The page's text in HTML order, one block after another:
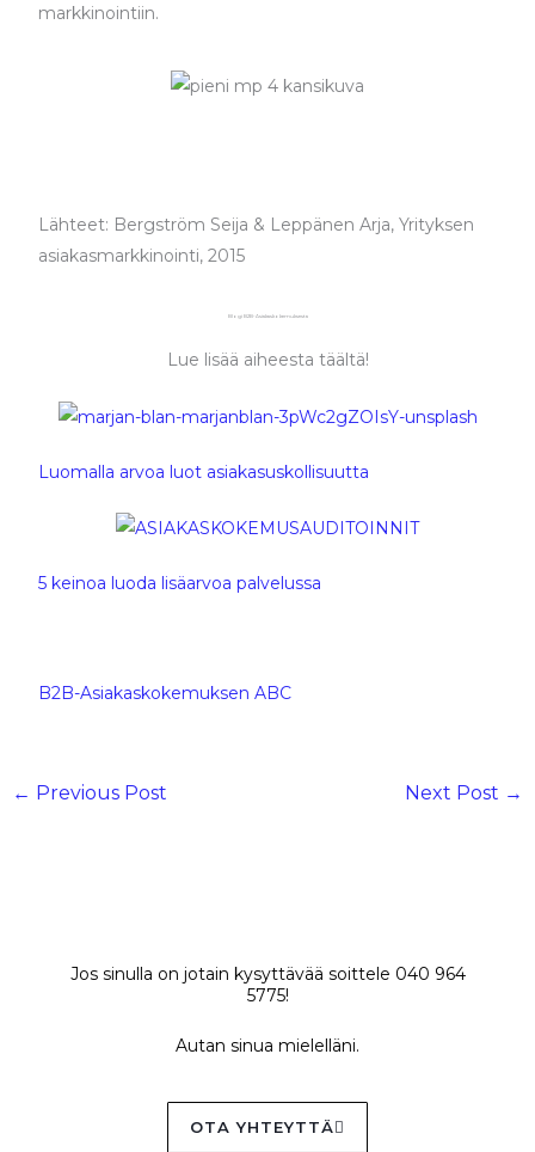
markkinointiin.
Lähteet: Bergström Seija & Leppänen Arja, Yrityksen
asiakasmarkkinointi, 2015
Blogi B2B-Asiakaskokemuksesta
Lue lisää aiheesta täältä!
Luomalla arvoa luot asiakasuskollisuutta
5 keinoa luoda lisäarvoa palvelussa
B2B-Asiakaskokemuksen ABC
← Previous Post Next Post →
Jos sinulla on jotain kysyttävää soittele 040 964
5775!
Autan sinua mielelläni.
OTA YHTEYTTÄ